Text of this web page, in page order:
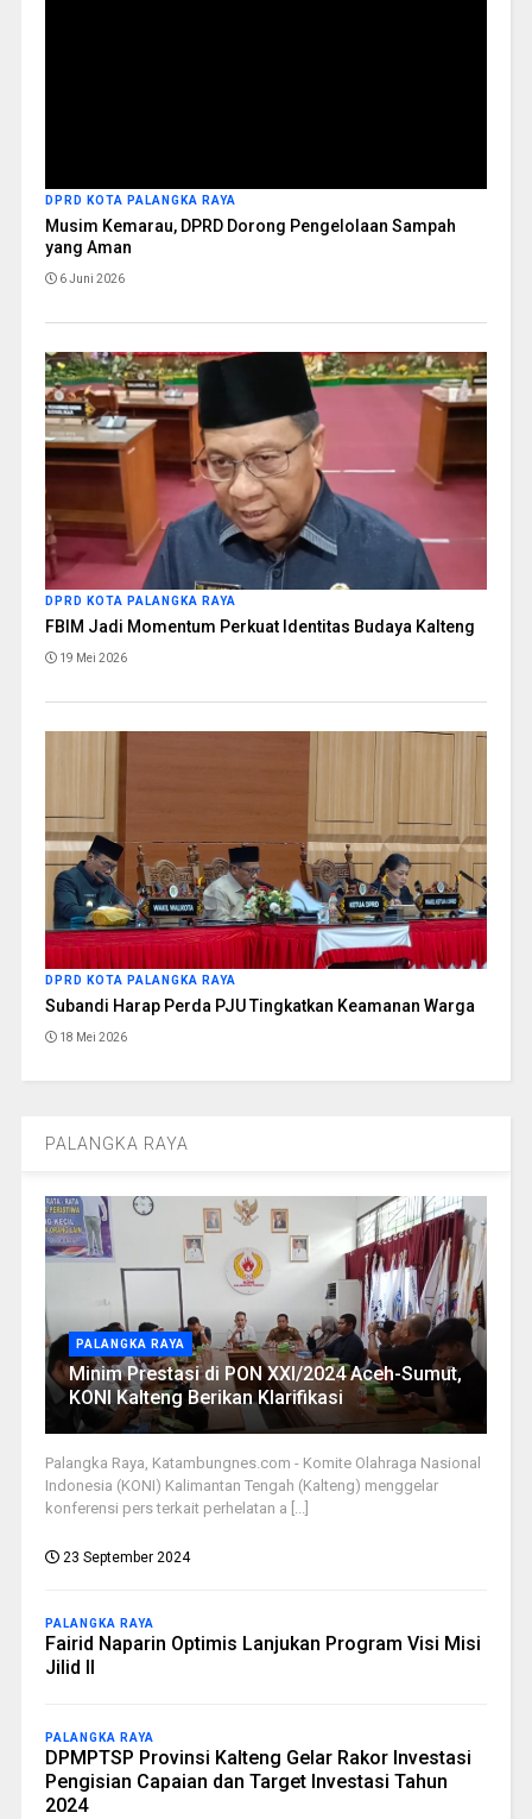
DPRD KOTA PALANGKA RAYA
Musim Kemarau, DPRD Dorong Pengelolaan Sampah
yang Aman
6 Juni 2026
DPRD KOTA PALANGKA RAYA
FBIM Jadi Momentum Perkuat Identitas Budaya Kalteng
19 Mei 2026
DPRD KOTA PALANGKA RAYA
Subandi Harap Perda PJU Tingkatkan Keamanan Warga
18 Mei 2026
PALANGKA RAYA
PALANGKA RAYA
Minim Prestasi di PON XXI/2024 Aceh-Sumut,
KONI Kalteng Berikan Klarifikasi
Palangka Raya, Katambungnes.com - Komite Olahraga Nasional
Indonesia (KONI) Kalimantan Tengah (Kalteng) menggelar
konferensi pers terkait perhelatan a [...]
23 September 2024
PALANGKA RAYA
Fairid Naparin Optimis Lanjukan Program Visi Misi
Jilid II
PALANGKA RAYA
DPMPTSP Provinsi Kalteng Gelar Rakor Investasi
Pengisian Capaian dan Target Investasi Tahun
2024